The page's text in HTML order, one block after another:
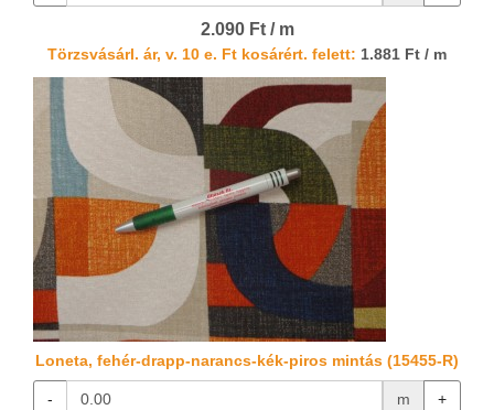
2.090 Ft / m
Törzsvásárl. ár, v. 10 e. Ft kosárért. felett: 1.881 Ft / m
Loneta, fehér-drapp-narancs-kék-piros mintás (15455-R)
- m +